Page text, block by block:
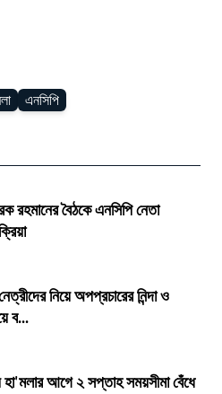
এনসিপি
রহমানের বৈঠকে এনসিপি নেতা
নিয়ে অপপ্রচারের নিন্দা ও
ব...
হা'মলার আগে ২ সপ্তাহ সময়সীমা বেঁধে